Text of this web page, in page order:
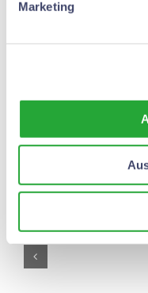
Marketing
Ziel war diesmal
Sangeskollegen
seinen 80.
Chor dazu
Danke Hubert